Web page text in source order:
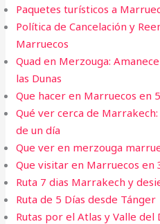
Paquetes turísticos a
Política de Cancelación y
Marruecos
Quad en Merzouga:
las Dunas
Que hacer en Marruecos en
Qué ver cerca de
de un día
Que ver en merzouga
Que visitar en Marruecos en
Ruta 7 dias Marrakech y
Ruta de 5 Días desde
Rutas por el Atlas y Valle del